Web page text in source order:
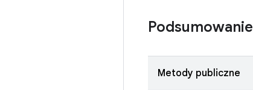
Podsumowanie
Metody publiczne